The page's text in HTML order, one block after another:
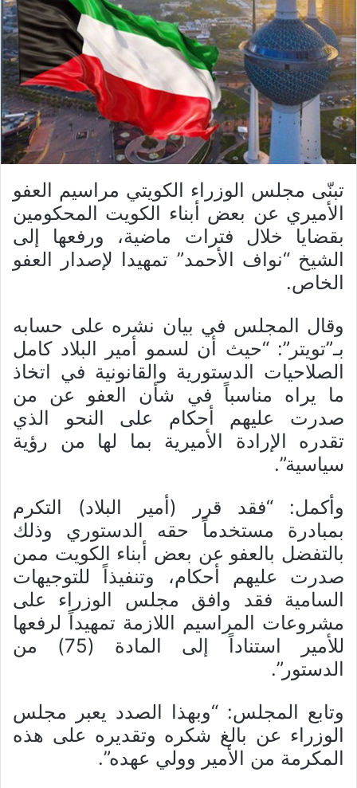
تبنّى مجلس الوزراء الكويتي مراسيم العفو
الأميري عن بعض أبناء الكويت المحكومين
بقضايا خلال فترات ماضية، ورفعها إلى
الشيخ “نواف الأحمد” تمهيدا لإصدار العفو
الخاص.
وقال المجلس في بيان نشره على حسابه
بـ”تويتر”: “حيث أن لسمو أمير البلاد كامل
الصلاحيات الدستورية والقانونية في اتخاذ
ما يراه مناسباً في شأن العفو عن من
صدرت عليهم أحكام على النحو الذي
تقدره الإرادة الأميرية بما لها من رؤية
سياسية”.
وأكمل: “فقد قرر (أمير البلاد) التكرم
بمبادرة مستخدماً حقه الدستوري وذلك
بالتفضل بالعفو عن بعض أبناء الكويت ممن
صدرت عليهم أحكام، وتنفيذاً للتوجيهات
السامية فقد وافق مجلس الوزراء على
مشروعات المراسيم اللازمة تمهيداً لرفعها
للأمير استناداً إلى المادة (75) من
الدستور”.
وتابع المجلس: “وبهذا الصدد يعبر مجلس
الوزراء عن بالغ شكره وتقديره على هذه
المكرمة من الأمير وولي عهده”.